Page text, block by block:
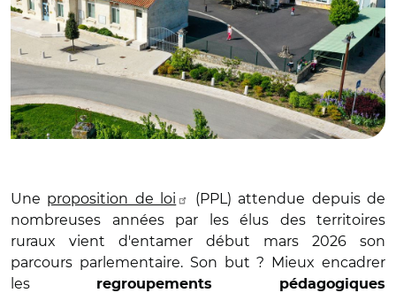
Une proposition de loi
(PPL) attendue depuis de
nombreuses années par les élus des territoires
ruraux vient d'entamer début mars 2026 son
parcours parlementaire. Son but ? Mieux encadrer
les
regroupements pédagogiques